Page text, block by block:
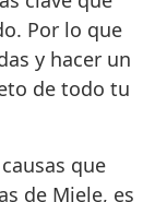
Por lo que
y hacer un
de todo tu
que
de Miele, es